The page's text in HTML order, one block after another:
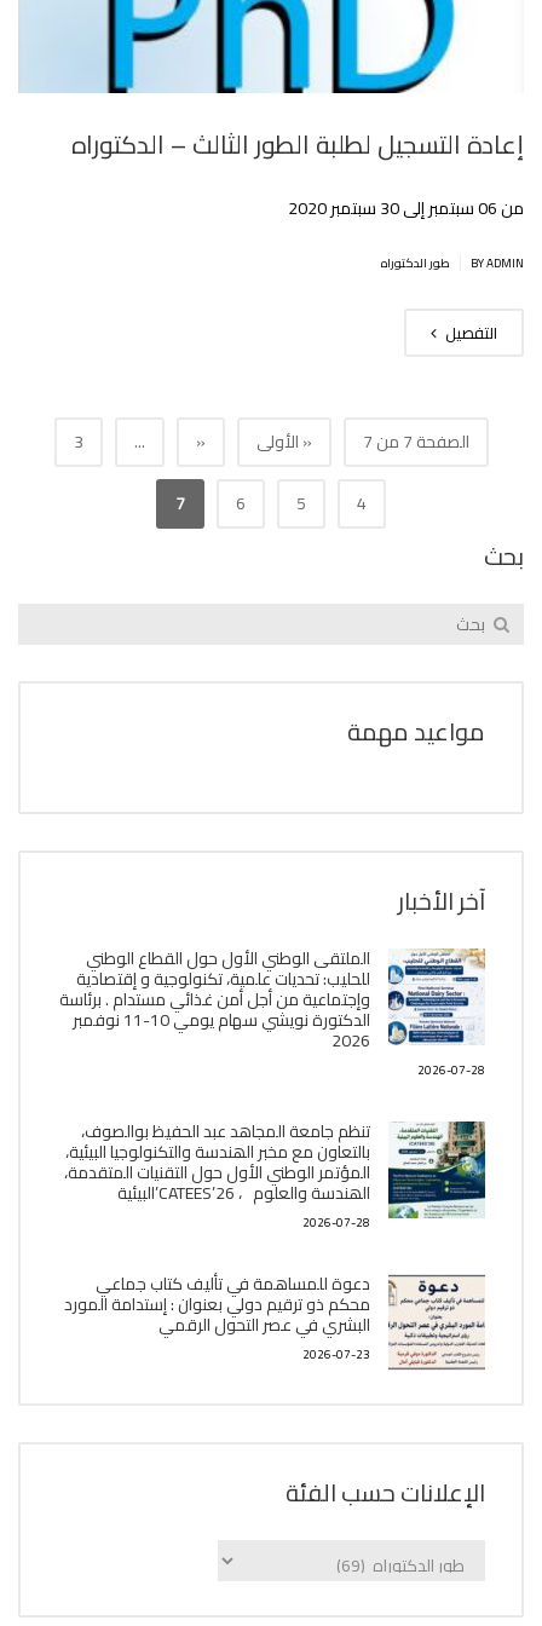
إعادة التسجيل لطلبة الطور الثالث – الدكتوراه
من 06 سبتمبر إلى 30 سبتمبر 2020
BY ADMIN طور الدكتوراه
التفصيل
الصفحة 7 من 7 « الأولى «
...
3
4
5
6
7
بحث
مواعيد مهمة
آخر الأخبار
الملتقى الوطني الأول حول القطاع الوطني
للحليب: تحديات علمية، تكنولوجية و إقتصادية
وإجتماعية من أجل أمن غذائي مستدام . برئاسة
الدكتورة نويشي سهام يومي 10-11 نوفمبر
2026
2026-07-28
تنظم جامعة المجاهد عبد الحفيظ بوالصوف،
بالتعاون مع مخبر الھندسة والتكنولوجيا البیئیة،
المؤتمر الوطني الأول حول التقنيات المتقدمة،
الھندسة والعلوم ، CATEES’26’البیئية
2026-07-28
دعوة للمساهمة في تأليف كتاب جماعي
محكم ذو ترقيم دولي بعنوان : إستدامة المورد
البشري في عصر التحول الرقمي
2026-07-23
الإعلانات حسب الفئة
الإعلانات